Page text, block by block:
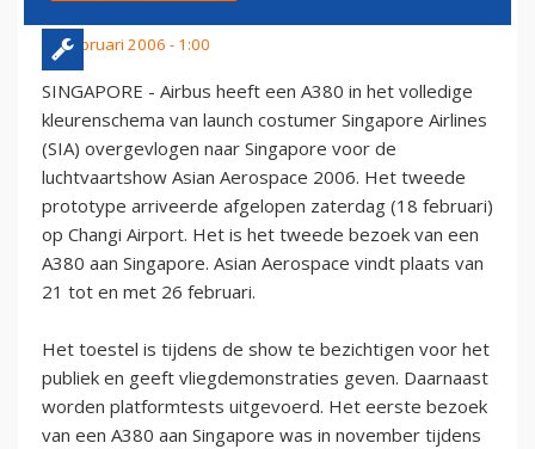
20 februari 2006 - 1:00
SINGAPORE - Airbus heeft een A380 in het volledige
kleurenschema van launch costumer Singapore Airlines
(SIA) overgevlogen naar Singapore voor de
luchtvaartshow Asian Aerospace 2006. Het tweede
prototype arriveerde afgelopen zaterdag (18 februari)
op Changi Airport. Het is het tweede bezoek van een
A380 aan Singapore. Asian Aerospace vindt plaats van
21 tot en met 26 februari.
Het toestel is tijdens de show te bezichtigen voor het
publiek en geeft vliegdemonstraties geven. Daarnaast
worden platformtests uitgevoerd. Het eerste bezoek
van een A380 aan Singapore was in november tijdens